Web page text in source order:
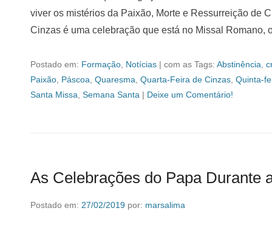
viver os mistérios da Paixão, Morte e Ressurreição de
Cinzas é uma celebração que está no Missal Romano,
Postado em: Formação Notícias | com as Tags: Abstinência
Paixão Páscoa Quaresma Quarta-Feira de Cinzas Quinta-
Santa Missa Semana Santa | Deixe um Comentário!
As Celebrações do Papa Durante
Postado em: 27/02/2019 por: marsalima